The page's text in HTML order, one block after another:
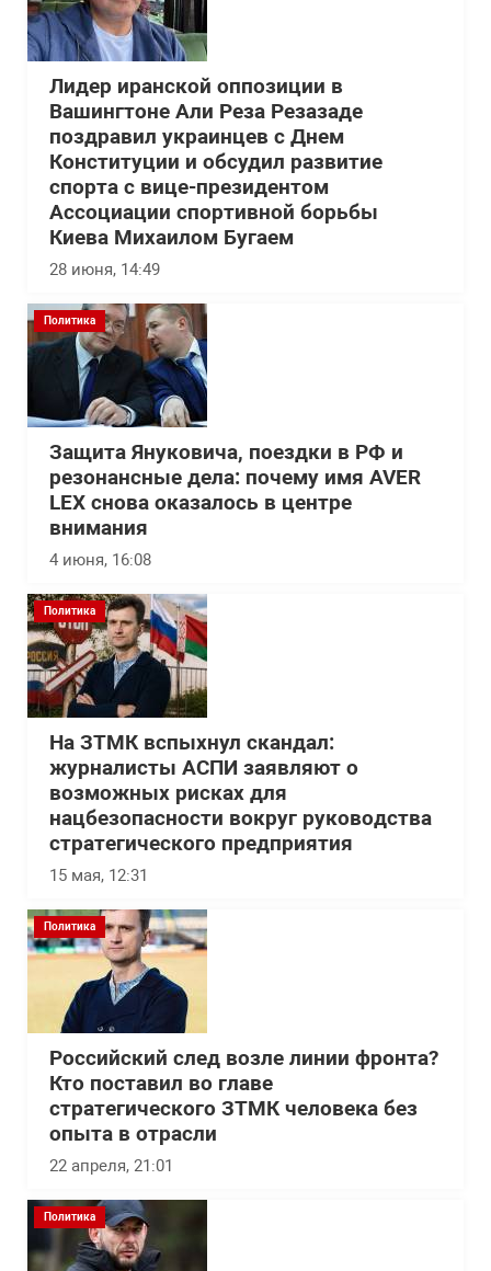
Лидер иранской оппозиции в
Вашингтоне Али Реза Резазаде
поздравил украинцев с Днем
Конституции и обсудил развитие
спорта с вице-президентом
Ассоциации спортивной борьбы
Киева Михаилом Бугаем
28 июня, 14:49
Политика
Защита Януковича, поездки в РФ и
резонансные дела: почему имя AVER
LEX снова оказалось в центре
внимания
4 июня, 16:08
Политика
На ЗТМК вспыхнул скандал:
журналисты АСПИ заявляют о
возможных рисках для
нацбезопасности вокруг руководства
стратегического предприятия
15 мая, 12:31
Политика
Российский след возле линии фронта?
Кто поставил во главе
стратегического ЗТМК человека без
опыта в отрасли
22 апреля, 21:01
Политика